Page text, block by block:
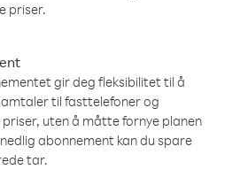
priser.
gir deg fleksibilitet til å
til fasttelefoner og
uten å måtte fornye planen
abonnement kan du spare
tar.